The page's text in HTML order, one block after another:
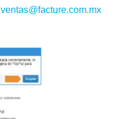
ventas@facture.com.mx